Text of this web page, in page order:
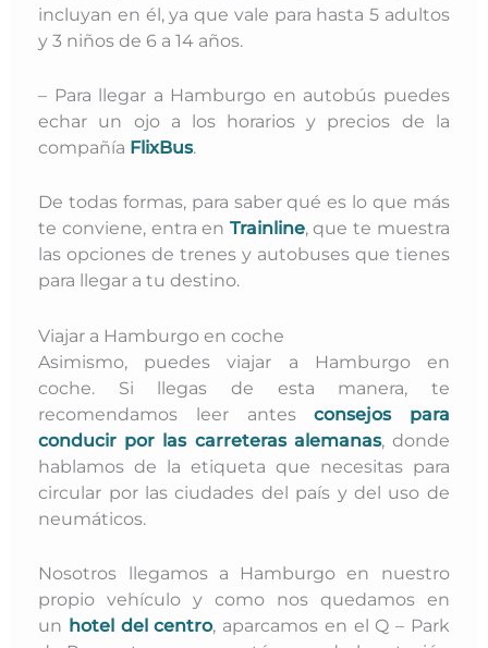
incluyan en él, ya que vale para hasta 5 adultos
y 3 niños de 6 a 14 años.
– Para llegar a Hamburgo en autobús puedes
echar un ojo a los horarios y precios de la
compañía FlixBus.
De todas formas, para saber qué es lo que más
te conviene, entra en Trainline, que te muestra
las opciones de trenes y autobuses que tienes
para llegar a tu destino.
Viajar a Hamburgo en coche
Asimismo, puedes viajar a Hamburgo en
coche. Si llegas de esta manera, te
recomendamos leer antesconsejos para
conducir por las carreteras alemanas, donde
hablamos de la etiqueta que necesitas para
circular por las ciudades del país y del uso de
neumáticos.
Nosotros llegamos a Hamburgo en nuestro
propio vehículo y como nos quedamos en
un hotel del centro, aparcamos en el Q – Park